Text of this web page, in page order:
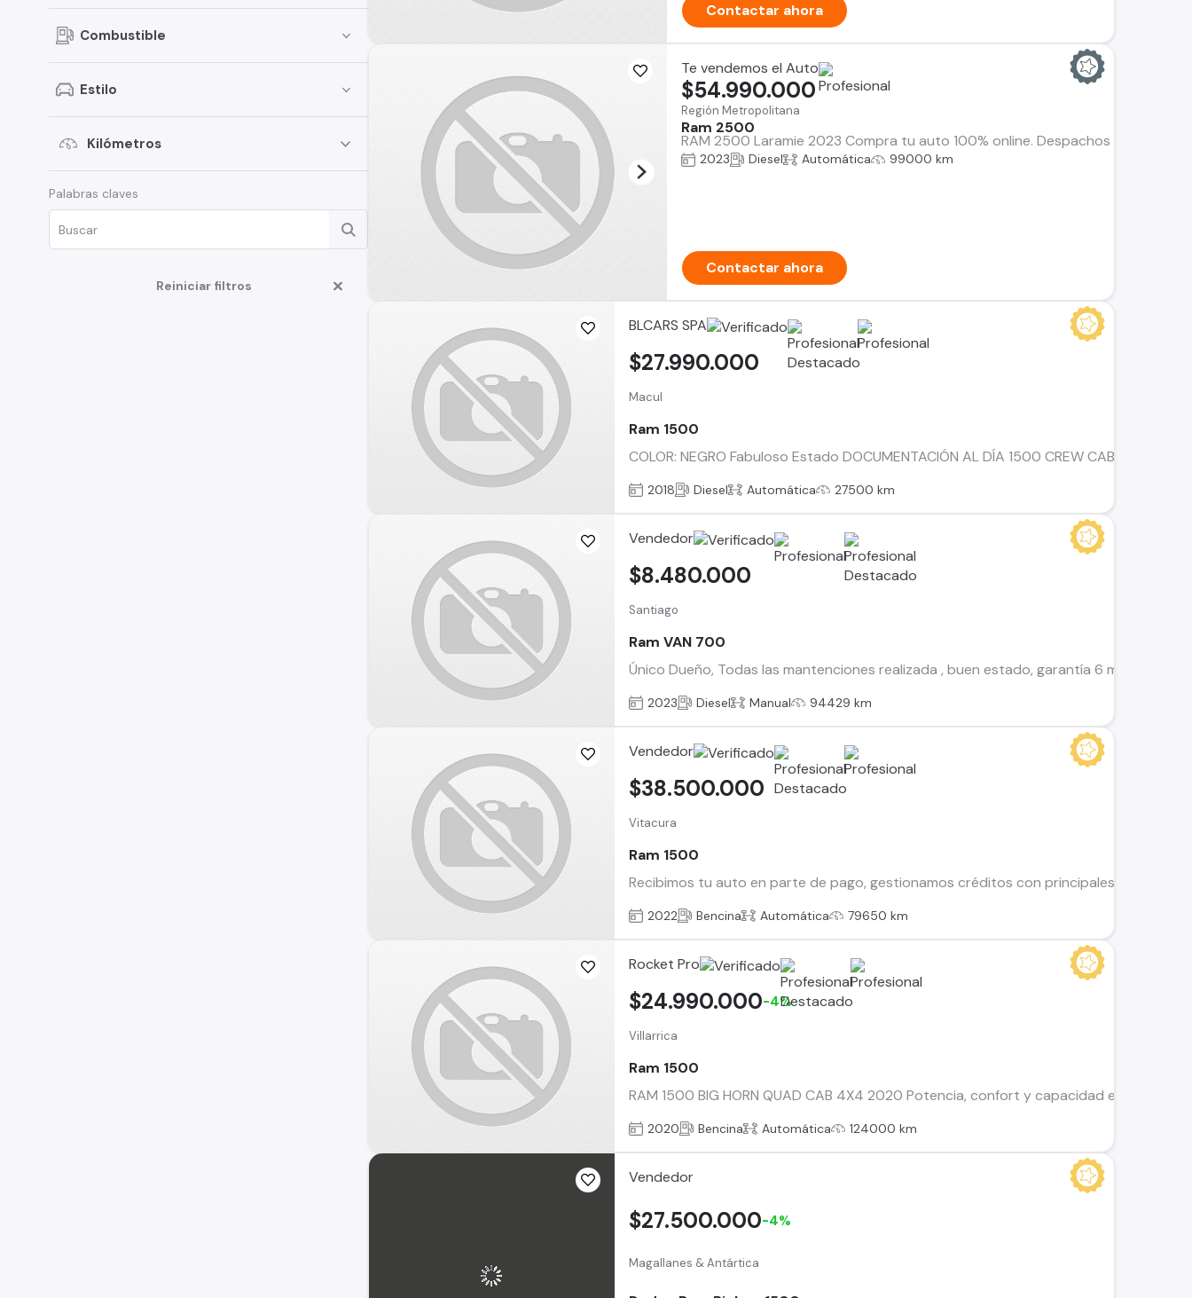
Mitsubishi
SsangYong
Citroen
Subaru
Combustible
Estilo
Kilómetros
Palabras claves
Reiniciar filtros
Contactar ahora
Te vendemos el Auto
Región Metropolitana
Ram 2500
RAM 2500 Laramie 2023 Compra tu auto 100% online. Despachos dentro de la
$54.990.000
2023 Diesel Automática 99000 km
Contactar ahora
BLCARS SPA
Macul
Ram 1500
COLOR: NEGRO Fabuloso Estado DOCUMENTACIÓN AL DÍA 1500 CREW CAB
$27.990.000
2018 Diesel Automática 27500 km
Vendedor
Santiago
Ram VAN 700
Único Dueño, Todas las mantenciones realizada , buen estado, garantía 6 meses
$8.480.000
2023 Diesel Manual 94429 km
Vendedor
Vitacura
Ram 1500
Recibimos tu auto en parte de pago, gestionamos créditos con principales
$38.500.000
2022 Bencina Automática 79650 km
Rocket Pro
Villarrica
Ram 1500
RAM 1500 BIG HORN QUAD CAB 4X4 2020 Potencia, confort y capacidad en una
$24.990.000-4%
2020 Bencina Automática 124000 km
Vendedor
Magallanes & Antártica
$27.500.000-4%